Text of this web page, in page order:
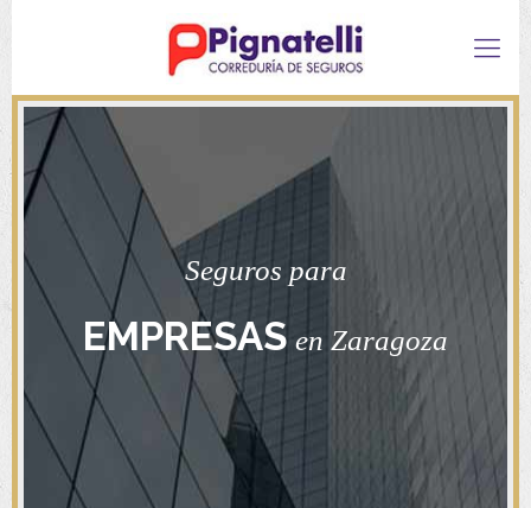
Seguros para
EMPRESAS en Zaragoza